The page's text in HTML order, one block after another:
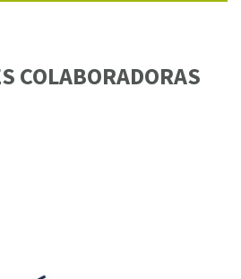
COLABORADORAS